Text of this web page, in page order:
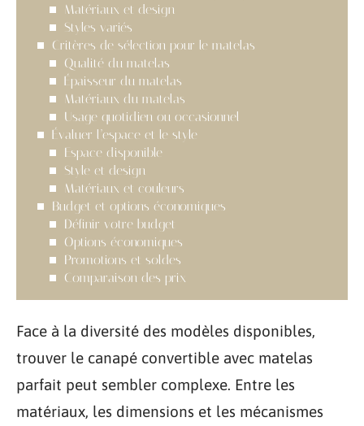
Matériaux et design
Styles variés
Critères de sélection pour le matelas
Qualité du matelas
Épaisseur du matelas
Matériaux du matelas
Usage quotidien ou occasionnel
Évaluer l’espace et le style
Espace disponible
Style et design
Matériaux et couleurs
Budget et options économiques
Définir votre budget
Options économiques
Promotions et soldes
Comparaison des prix
Face à la diversité des modèles disponibles,
trouver le canapé convertible avec matelas
parfait peut sembler complexe. Entre les
matériaux, les dimensions et les mécanismes